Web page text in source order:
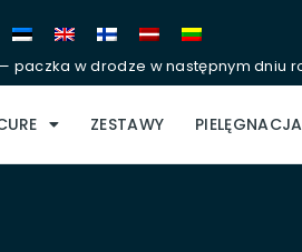
paczka w drodze w następnym dniu
ZESTAWY